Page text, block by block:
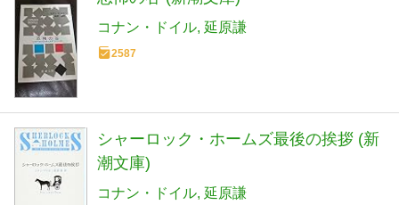
コナン・ドイル 延原謙
2587
シャーロック・ホームズ最後の挨拶 (新
潮文庫)
コナン・ドイル 延原謙